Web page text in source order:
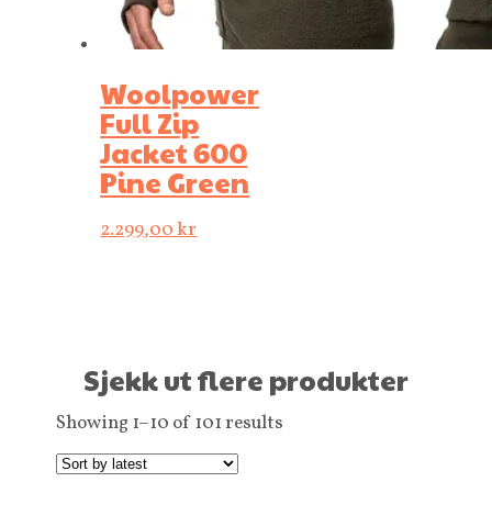
Woolpower
Full Zip
Jacket 600
Pine Green
2.299,00kr
Sjekk ut flere produkter
Showing 1–10 of 101 results